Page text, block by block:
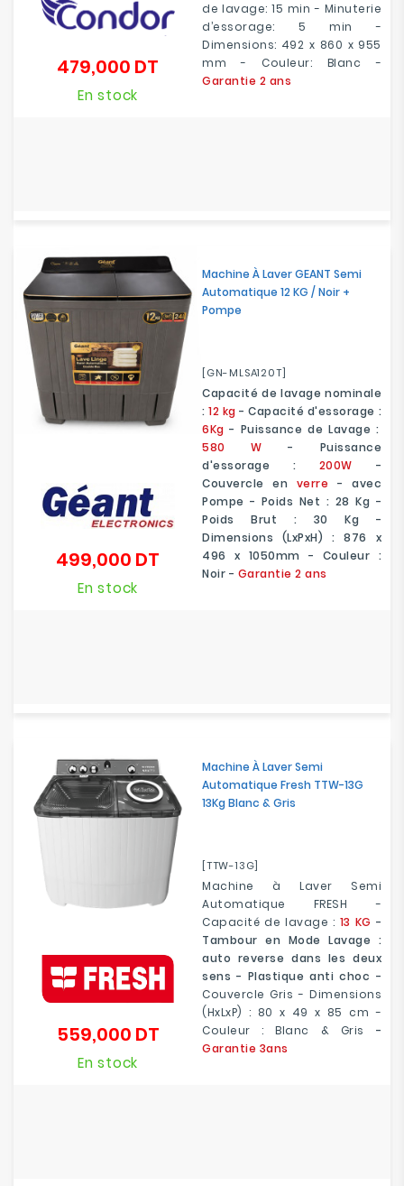
de lavage: 15 min - Minuterie
d’essorage: 5 min -
Dimensions: 492 x 860 x 955
mm - Couleur: Blanc -
Garantie 2 ans
479,000 DT
En stock
Machine À Laver GEANT Semi
Automatique 12 KG / Noir +
Pompe
[GN-MLSA120T]
Capacité de lavage nominale
:12 kg - Capacité d'essorage :
6Kg - Puissance de Lavage :
580 W - Puissance
d'essorage : 200W -
Couvercle en verre - avec
Pompe - Poids Net : 28 Kg -
Poids Brut : 30 Kg -
Dimensions (LxPxH) : 876 x
496 x 1050mm - Couleur :
Noir - Garantie 2 ans
499,000 DT
En stock
Machine À Laver Semi
Automatique Fresh TTW-13G
13Kg Blanc & Gris
[TTW-13G]
Machine à Laver Semi
Automatique FRESH -
Capacité de lavage : 13 KG -
Tambour en Mode Lavage :
auto reverse dans les deux
sens - Plastique anti choc -
Couvercle Gris - Dimensions
(HxLxP) : 80 x 49 x 85 cm -
Couleur : Blanc & Gris
-
Garantie 3ans
559,000 DTPrix
En stock